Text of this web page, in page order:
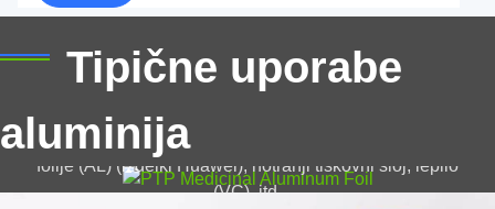
Tipične uporabe
aluminija
PTP medicinska aluminijasta folija
Struktura medicinske aluminijaste folije PTP: zaščitni
sloj (OP), zunanji tiskovni sloj, substrat iz aluminijaste
folije (AL) (izdelki Huawei), notranji tiskovni sloj, lepilo
(VC), itd.
laminiranje, ponuja odlično prilagodljivost, stabilno
pakiranja.